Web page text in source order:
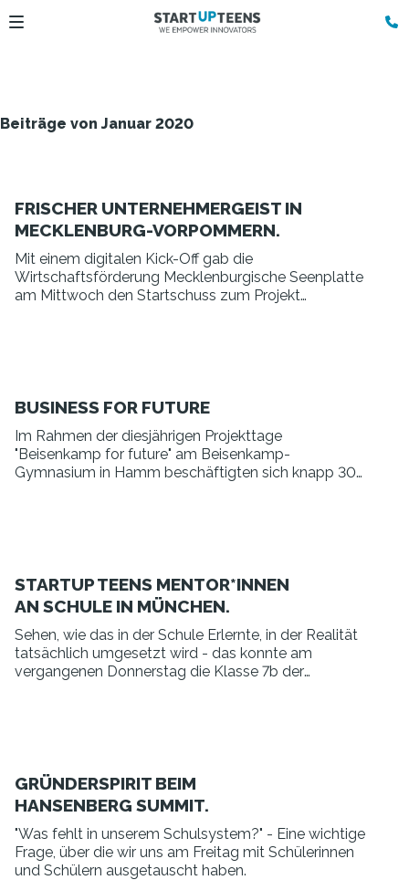
Beiträge von Januar 2020
FRISCHER UNTERNEHMERGEIST IN
MECKLENBURG-VORPOMMERN.
Mit einem digitalen Kick-Off gab die
Wirtschaftsförderung Mecklenburgische Seenplatte
am Mittwoch den Startschuss zum Projekt
BUSINESS FOR FUTURE
Im Rahmen der diesjährigen Projekttage
"Beisenkamp for future" am Beisenkamp-
Gymnasium in Hamm beschäftigten sich knapp 30
STARTUP TEENS MENTOR*INNEN
AN SCHULE IN MÜNCHEN.
Sehen, wie das in der Schule Erlernte, in der Realität
tatsächlich umgesetzt wird - das konnte am
vergangenen Donnerstag die Klasse 7b der
GRÜNDERSPIRIT BEIM
HANSENBERG SUMMIT.
"Was fehlt in unserem Schulsystem?" - Eine wichtige
Frage, über die wir uns am Freitag mit Schülerinnen
und Schülern ausgetauscht haben.